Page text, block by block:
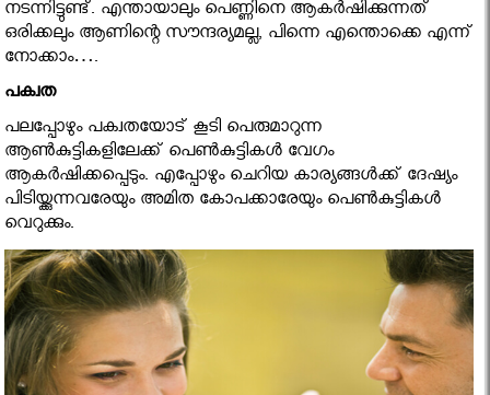
നടന്നിട്ടുണ്ട്. എന്തായാലും പെണ്ണിനെ ആകര്‍ഷിക്കുന്നത്
ഒരിക്കലും ആണിന്റെ സൗന്ദര്യമല്ല, പിന്നെ എന്തൊക്കെ എന്ന്
നോക്കാം….
പക്വത
പലപ്പോഴും പക്വതയോട് കൂടി പെരുമാറുന്ന
ആണ്‍കുട്ടികളിലേക്ക് പെണ്‍കുട്ടികള്‍ വേഗം
ആകര്‍ഷിക്കപ്പെടും. എപ്പോഴും ചെറിയ കാര്യങ്ങള്‍ക്ക് ദേഷ്യം
പിടിയ്ക്കുന്നവരേയും അമിത കോപക്കാരേയും പെണ്‍കുട്ടികള്‍
വെറുക്കും.